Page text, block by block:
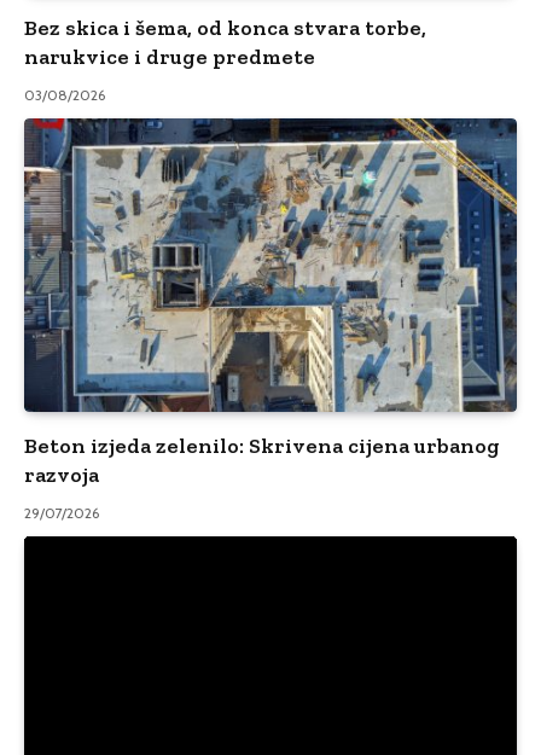
Bez skica i šema, od konca stvara torbe,
narukvice i druge predmete
03/08/2026
Beton izjeda zelenilo: Skrivena cijena urbanog
razvoja
29/07/2026